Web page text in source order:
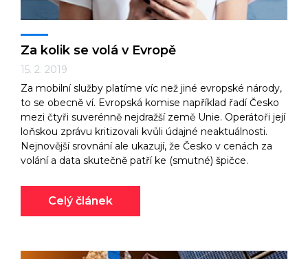
Za kolik se volá v Evropě
15. 2. 2019
Za mobilní služby platíme víc než jiné evropské národy,
to se obecně ví. Evropská komise například řadí Česko
mezi čtyři suverénně nejdražší země Unie. Operátoři její
loňskou zprávu kritizovali kvůli údajné neaktuálnosti.
Nejnovější srovnání ale ukazují, že Česko v cenách za
volání a data skutečně patří ke (smutné) špičce.
Celý článek